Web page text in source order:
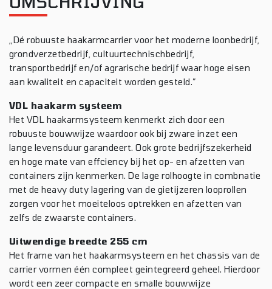
,,Dé robuuste haakarmcarrier voor het moderne loonbedrijf,
grondverzetbedrijf, cultuurtechnischbedrijf,
transportbedrijf en/of agrarische bedrijf waar hoge eisen
aan kwaliteit en capaciteit worden gesteld.”
VDL haakarm systeem
Het VDL haakarmsysteem kenmerkt zich door een
robuuste bouwwijze waardoor ook bij zware inzet een
lange levensduur garandeert. Ook grote bedrijfszekerheid
en hoge mate van effciency bij het op- en afzetten van
containers zijn kenmerken. De lage rolhoogte in combnatie
met de heavy duty lagering van de gietijzeren looprollen
zorgen voor het moeiteloos optrekken en afzetten van
zelfs de zwaarste containers.
Uitwendige breedte 255 cm
Het frame van het haakarmsysteem en het chassis van de
carrier vormen één compleet geintegreerd geheel. Hierdoor
wordt een zeer compacte en smalle bouwwijze